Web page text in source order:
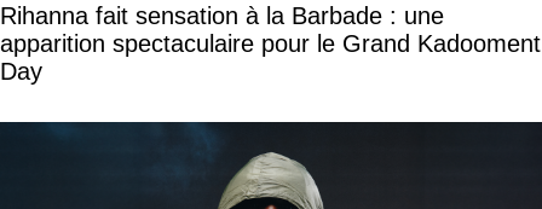
Rihanna fait sensation à la Barbade : une
apparition spectaculaire pour le Grand Kadooment
Day